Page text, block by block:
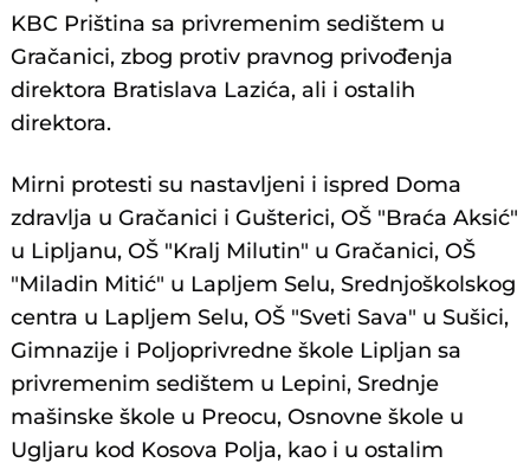
KBC Priština sa privremenim sedištem u
Gračanici, zbog protiv pravnog privođenja
direktora Bratislava Lazića, ali i ostalih
direktora.
Mirni protesti su nastavljeni i ispred Doma
zdravlja u Gračanici i Gušterici, OŠ "Braća Aksić"
u Lipljanu, OŠ "Kralj Milutin" u Gračanici, OŠ
"Miladin Mitić" u Lapljem Selu, Srednjoškolskog
centra u Lapljem Selu, OŠ "Sveti Sava" u Sušici,
Gimnazije i Poljoprivredne škole Lipljan sa
privremenim sedištem u Lepini, Srednje
mašinske škole u Preocu, Osnovne škole u
Ugljaru kod Kosova Polja, kao i u ostalim